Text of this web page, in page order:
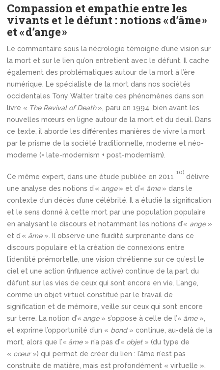
Compassion et empathie entre les
vivants et le défunt : notions « d’âme »
et « d’ange »
Le commentaire sous la nécrologie témoigne d’une vision sur
la mort et sur le lien qu’on entretient avec le défunt. Il cache
également des problématiques autour de la mort à l’ère
numérique. Le spécialiste de la mort dans nos sociétés
occidentales Tony Walter traite ces phénomènes dans son
livre « The Revival of Death», paru en 1994, bien avant les
nouvelles mœurs en ligne autour de la mort et du deuil. Dans
ce texte, il aborde les différentes manières de vivre la mort
par le prisme de la société traditionnelle, moderne et néo-
moderne (= late-modernism + post-modernism).
Ce même expert, dans une étude publiée en 2011
10)
délivre
une analyse des notions d’« ange» et d’« âme» dans le
contexte d’un décès d’une célébrité. Il a étudié la signification
et le sens donné à cette mort par une population populaire
en analysant le discours et notamment les notions d’« ange»
et d’« âme». Il observe une fluidité surprenante dans ce
discours populaire et la création de connexions entre
l’identité prémortelle, une vision chrétienne sur ce qu’est le
ciel et une action (influence active) continue de la part du
défunt sur les vies de ceux qui sont encore en vie. L’ange,
comme un objet virtuel constitué par le travail de
signification et de mémoire, veille sur ceux qui sont encore
sur terre. La notion d’« ange» s’oppose à celle de l’« âme»,
et exprime l’opportunité d’un « bond» continue, au-delà de la
mort, alors que l’« âme» n’a pas d’« objet» (du type de
« cœur») qui permet de créer du lien : l’âme n’est pas
construite de matière, mais est profondément « virtuelle ».